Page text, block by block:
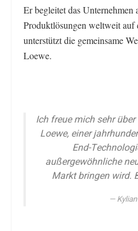
Er begleitet das Unternehmen
Produktlösungen weltweit
unterstützt die gemeinsame
Loewe.
Ich freue mich sehr
Loewe, einer
End-
außergewöhnliche
Markt bringen wird.